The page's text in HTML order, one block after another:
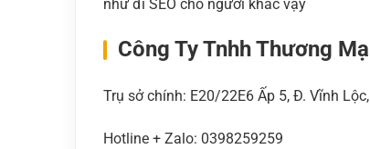
như đi SEO cho người khác vậy
Công Ty Tnhh Thương
Trụ sở chính: E20/22E6 Ấp 5, Đ. Vĩnh
Hotline + Zalo: 0398259259